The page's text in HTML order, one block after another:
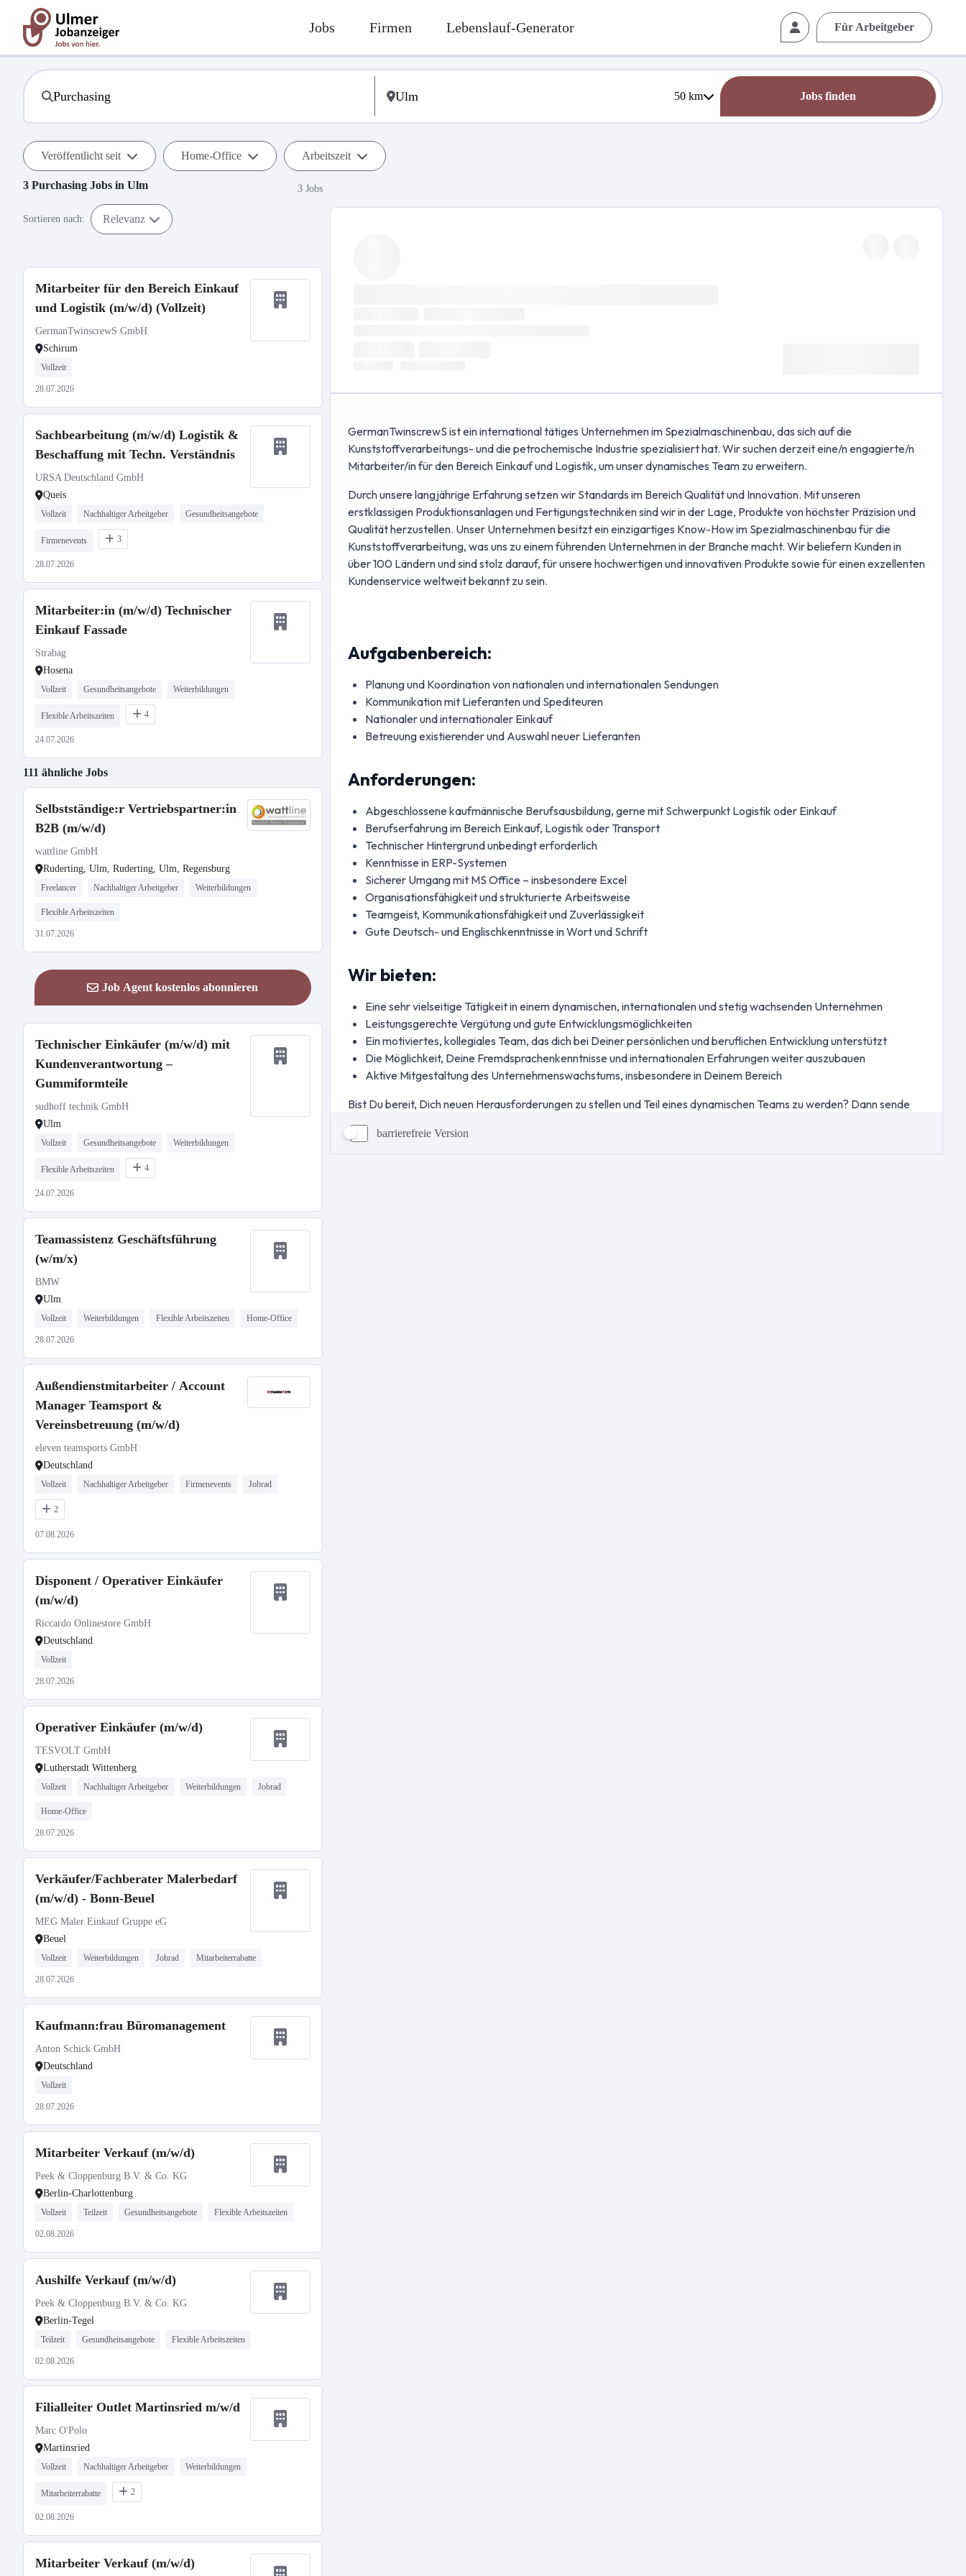
Jobs Firmen Lebenslauf-Generator Für Arbeitgeber
50km Jobs finden
Veröffentlicht seit Home-Office Arbeitszeit
3 Purchasing Jobs in Ulm 3 Jobs
Sortieren nach: Relevanz
Mitarbeiter für den Bereich Einkauf
und Logistik (m/w/d) (Vollzeit)
GermanTwinscrewS GmbH
Schirum
Vollzeit
28.07.2026
Sachbearbeitung (m/w/d) Logistik &
Beschaffung mit Techn. Verständnis
URSA Deutschland GmbH
Queis
Vollzeit Nachhaltiger Arbeitgeber Gesundheitsangebote
Firmenevents 3
28.07.2026
Mitarbeiter:in (m/w/d) Technischer
Einkauf Fassade
Strabag
Hosena
Vollzeit Gesundheitsangebote Weiterbildungen
Flexible Arbeitszeiten 4
24.07.2026
111 ähnliche Jobs
Selbstständige:r Vertriebspartner:in
B2B (m/w/d)
wattline GmbH
Ruderting, Ulm, Ruderting, Ulm, Regensburg
Freelancer Nachhaltiger Arbeitgeber Weiterbildungen
Flexible Arbeitszeiten
31.07.2026
Job Agent kostenlos abonnieren
Technischer Einkäufer (m/w/d) mit
Kundenverantwortung –
Gummiformteile
sudhoff technik GmbH
Ulm
Vollzeit Gesundheitsangebote Weiterbildungen
Flexible Arbeitszeiten 4
24.07.2026
Teamassistenz Geschäftsführung
(w/m/x)
BMW
Ulm
Vollzeit Weiterbildungen Flexible Arbeitszeiten Home-Office
28.07.2026
Außendienstmitarbeiter / Account
Manager Teamsport &
Vereinsbetreuung (m/w/d)
eleven teamsports GmbH
Deutschland
Vollzeit Nachhaltiger Arbeitgeber Firmenevents Jobrad
2
07.08.2026
Disponent / Operativer Einkäufer
(m/w/d)
Riccardo Onlinestore GmbH
Deutschland
Vollzeit
28.07.2026
Operativer Einkäufer (m/w/d)
TESVOLT GmbH
Lutherstadt Wittenberg
Vollzeit Nachhaltiger Arbeitgeber Weiterbildungen Jobrad
Home-Office
28.07.2026
Verkäufer/Fachberater Malerbedarf
(m/w/d) - Bonn-Beuel
MEG Maler Einkauf Gruppe eG
Beuel
Vollzeit Weiterbildungen Jobrad Mitarbeiterrabatte
28.07.2026
Kaufmann:frau Büromanagement
Anton Schick GmbH
Deutschland
Vollzeit
28.07.2026
Mitarbeiter Verkauf (m/w/d)
Peek & Cloppenburg B.V. & Co. KG
Berlin-Charlottenburg
Vollzeit Teilzeit Gesundheitsangebote Flexible Arbeitszeiten
02.08.2026
Aushilfe Verkauf (m/w/d)
Peek & Cloppenburg B.V. & Co. KG
Berlin-Tegel
Teilzeit Gesundheitsangebote Flexible Arbeitszeiten
02.08.2026
Filialleiter Outlet Martinsried m/w/d
Marc O'Polo
Martinsried
Vollzeit Nachhaltiger Arbeitgeber Weiterbildungen
Mitarbeiterrabatte 2
02.08.2026
Mitarbeiter Verkauf (m/w/d)
barrierefreie Version